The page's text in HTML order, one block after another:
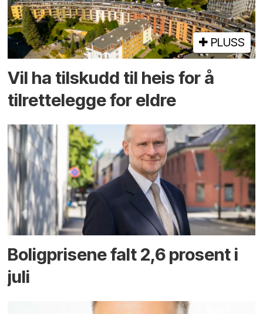
PLUSS
Vil ha tilskudd til heis for å
tilrettelegge for eldre
Boligprisene falt 2,6 prosent i
juli